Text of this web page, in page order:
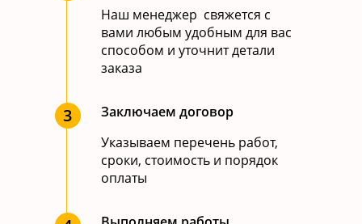
Наш менеджер свяжется с
вами любым удобным для вас
способом и уточнит детали
заказа
3
Заключаем договор
Указываем перечень работ,
сроки, стоимость и порядок
оплаты